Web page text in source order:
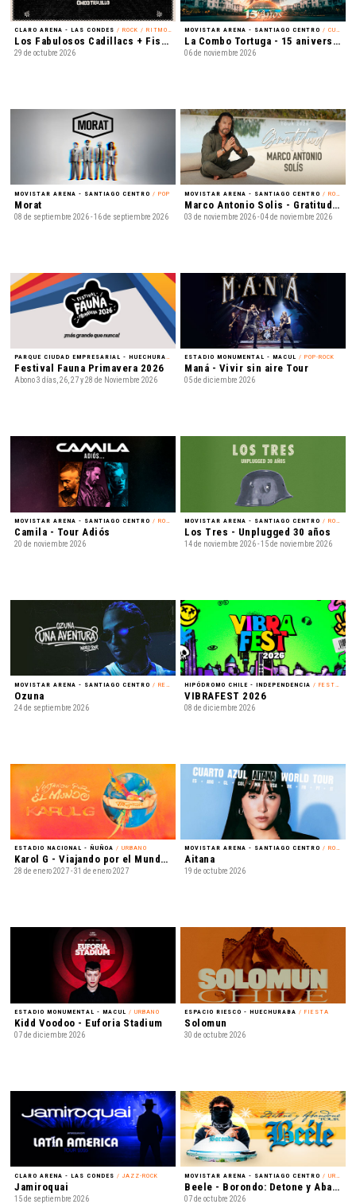
CLARO ARENA - LAS CONDES / ROCK / RITMOS LATINOAMERICANOS
Los Fabulosos Cadillacs + Fishbone + Chico Trujillo
29 de octubre 2026
MOVISTAR ARENA - SANTIAGO CENTRO / CUMBIA
La Combo Tortuga - 15 aniversario
06 de noviembre 2026
MOVISTAR ARENA - SANTIAGO CENTRO / POP
Morat
08 de septiembre 2026 - 16 de septiembre 2026
MOVISTAR ARENA - SANTIAGO CENTRO / ROMÁNTICO
Marco Antonio Solis - Gratitud Tour 2026
03 de noviembre 2026 - 04 de noviembre 2026
PARQUE CIUDAD EMPRESARIAL - HUECHURABA / FESTIVAL
Festival Fauna Primavera 2026
Abono 3 días, 26, 27 y 28 de Noviembre 2026
ESTADIO MONUMENTAL - MACUL / POP-ROCK
Maná - Vivir sin aire Tour
05 de diciembre 2026
MOVISTAR ARENA - SANTIAGO CENTRO / ROMÁNTICO
Camila - Tour Adiós
20 de noviembre 2026
MOVISTAR ARENA - SANTIAGO CENTRO / ROCK
Los Tres - Unplugged 30 años
14 de noviembre 2026 - 15 de noviembre 2026
MOVISTAR ARENA - SANTIAGO CENTRO / REGGAETÓN
Ozuna
24 de septiembre 2026
HIPÓDROMO CHILE - INDEPENDENCIA / FESTIVAL
VIBRAFEST 2026
08 de diciembre 2026
ESTADIO NACIONAL - ÑUÑOA / URBANO
Karol G - Viajando por el Mundo TropiTour
28 de enero 2027 - 31 de enero 2027
MOVISTAR ARENA - SANTIAGO CENTRO / ROCK
Aitana
19 de octubre 2026
ESTADIO MONUMENTAL - MACUL / URBANO
Kidd Voodoo - Euforia Stadium
07 de diciembre 2026
ESPACIO RIESCO - HUECHURABA / FIESTA
Solomun
30 de octubre 2026
CLARO ARENA - LAS CONDES / JAZZ-ROCK
Jamiroquai
15 de septiembre 2026
MOVISTAR ARENA - SANTIAGO CENTRO / URBANO
Beele - Borondo: Detone y Abandone Tour
07 de octubre 2026